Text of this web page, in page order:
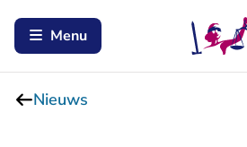
Menu
Nieuws